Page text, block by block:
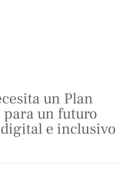
un Plan
un futuro
e inclusivo